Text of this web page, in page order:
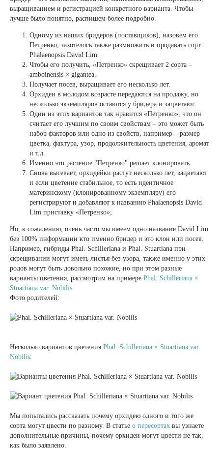
выращиванием и регистрацией конкретного варианта. Чтобы
лучше было понятно, распишем более подробно.
Одному из наших бридеров (поставщиков), назовем его
Петренко, захотелось также размножить и продавать сорт
Phalaenopsis David Lim.
Чтобы его получить, «Петренко» скрещивает 2 сорта –
amboinensis × gigantea.
Получает посев, выращивает его несколько лет.
Орхидеи в молодом возрасте передаются на продажу, но
несколько экземпляров остаются у бридера и зацветают.
Один из этих вариантов так нравится «Петренко», что он
считает его лучшим по своим свойствам – это может быть
набор факторов или одно из свойств, например – размер
цветка, фактура, узор, продолжительность цветения, аромат
и т.д.
Именно это растение "Петренко" решает клонировать.
Снова высевает, орхидейки растут несколько лет, зацветают
и если цветение стабильное, то есть идентичное
материнскому (клонированному экземпляру) его
регистрируют и добавляют к названию Phalaenopsis David
Lim приставку «Петренко»;
Но, к сожалению, очень часто мы имеем одно название David Lim
без 100% информации кто именно бридер и это клон или посев.
Например, гибриды Phal. Schilleriana и Phal. Stuartiana при
скрещивании могут иметь листья без узора, также именно у этих
родов могут быть довольно похожие, но при этом разные
варианты цветения, рассмотрим на примере Phal. Schilleriana ×
Stuartiana var. Nobilis
Фото родителей:
Несколько вариантов цветения Phal. Schilleriana × Stuartiana var.
Nobilis:
Мы попытались рассказать почему орхидею одного и того же
сорта могут цвести по разному. В статье о пересортах вы узнаете
дополнительные причины, почему орхидеи могут цвести не так,
как было заявлено.